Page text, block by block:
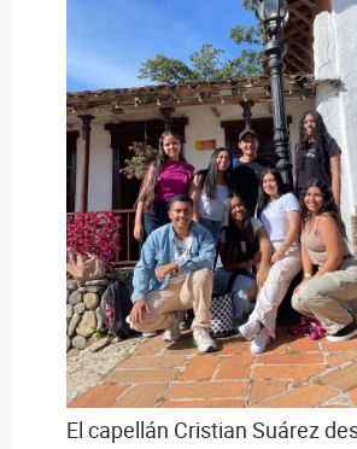
El capellán Cristian Suárez